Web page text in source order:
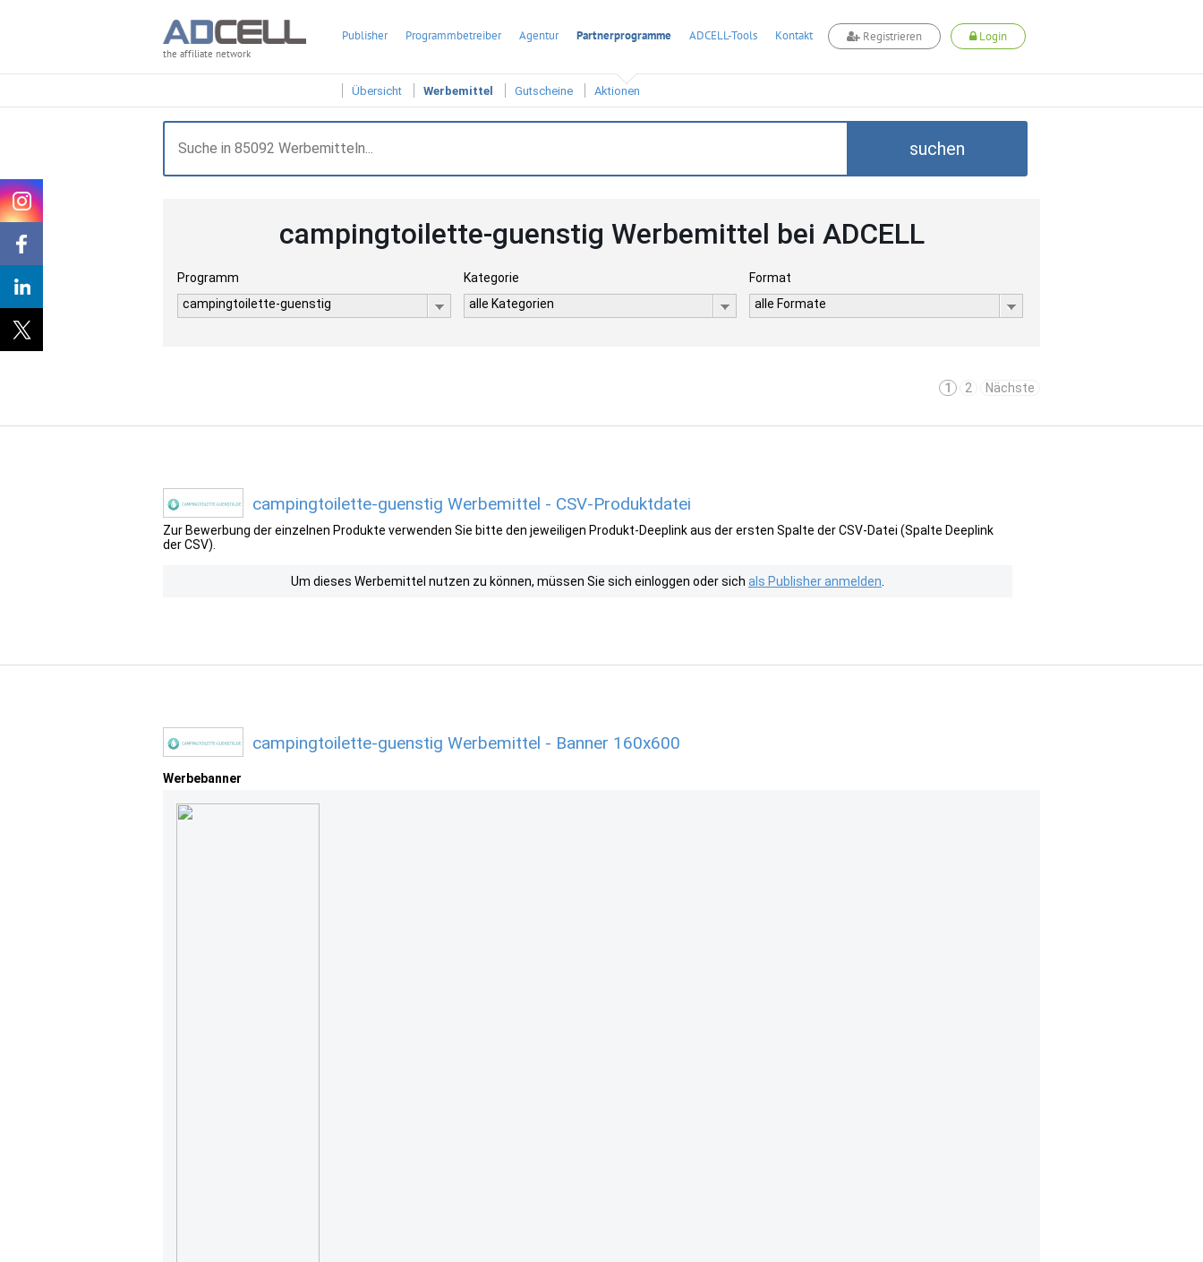
the affiliate network
Publisher Programmbetreiber Agentur Partnerprogramme ADCELL-Tools Kontakt Registrieren Login
Übersicht Werbemittel Gutscheine Aktionen
suchen
campingtoilette-guenstig Werbemittel bei ADCELL
Programm
campingtoilette-guenstig
Kategorie
alle Kategorien
Format
alle Formate
1 2 Nächste
campingtoilette-guenstig Werbemittel - CSV-Produktdatei
Zur Bewerbung der einzelnen Produkte verwenden Sie bitte den jeweiligen Produkt-Deeplink aus der ersten Spalte der CSV-Datei (Spalte Deeplink
der CSV).
Um dieses Werbemittel nutzen zu können, müssen Sie sich einloggen oder sich als Publisher anmelden
campingtoilette-guenstig Werbemittel - Banner 160x600
Werbebanner